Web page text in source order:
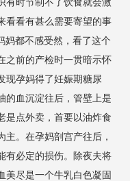
有时节制不了饮食就会激
看看有甚么需要寄望的事
妈都不感受然，看了这个
之前的产检时一贯暗示怀
现孕妈得了妊娠期糖尿
的血沉淀往后，管壁上是
是点外卖，首要以油炸食
。在孕妈剖宫产往后，
有必定的损伤。除夜夫将
美尽是一个牛乳白色凝固